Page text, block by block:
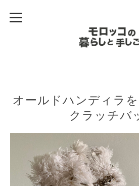
オールドハンディラ
クラッチバ